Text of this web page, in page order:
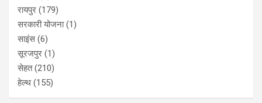
रायपुर (179)
सरकारी योजना(1)
साइंस(6)
सूरजपुर (1)
सेहत(210)
हेल्थ (155)